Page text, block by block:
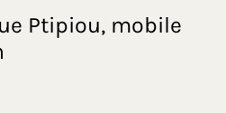
Ptipiou, mobile